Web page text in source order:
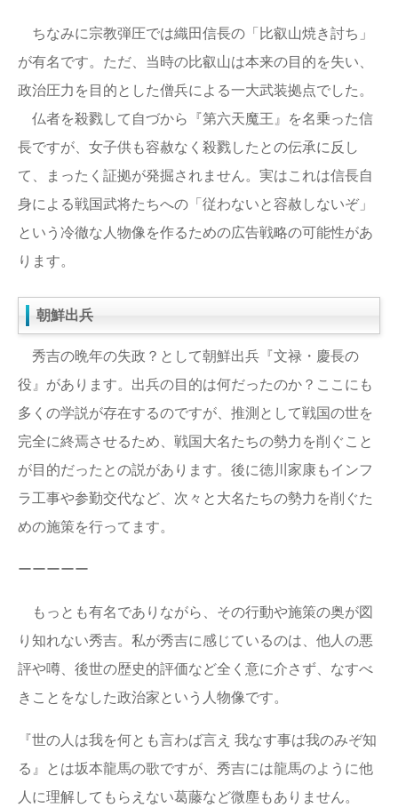
ちなみに宗教弾圧では織田信長の「比叡山焼き討ち」
が有名です。ただ、当時の比叡山は本来の目的を失い、
政治圧力を目的とした僧兵による一大武装拠点でした。
仏者を殺戮して自づから『第六天魔王』を名乗った信
長ですが、女子供も容赦なく殺戮したとの伝承に反し
て、まったく証拠が発掘されません。実はこれは信長自
身による戦国武将たちへの「従わないと容赦しないぞ」
という冷徹な人物像を作るための広告戦略の可能性があ
ります。
朝鮮出兵
秀吉の晩年の失政？として朝鮮出兵『文禄・慶長の
役』があります。出兵の目的は何だったのか？ここにも
多くの学説が存在するのですが、推測として戦国の世を
完全に終焉させるため、戦国大名たちの勢力を削ぐこと
が目的だったとの説があります。後に徳川家康もインフ
ラ工事や参勤交代など、次々と大名たちの勢力を削ぐた
めの施策を行ってます。
ーーーーー
もっとも有名でありながら、その行動や施策の奥が図
り知れない秀吉。私が秀吉に感じているのは、他人の悪
評や噂、後世の歴史的評価など全く意に介さず、なすべ
きことをなした政治家という人物像です。
『世の人は我を何とも言わば言え 我なす事は我のみぞ知
る』とは坂本龍馬の歌ですが、秀吉には龍馬のように他
人に理解してもらえない葛藤など微塵もありません。